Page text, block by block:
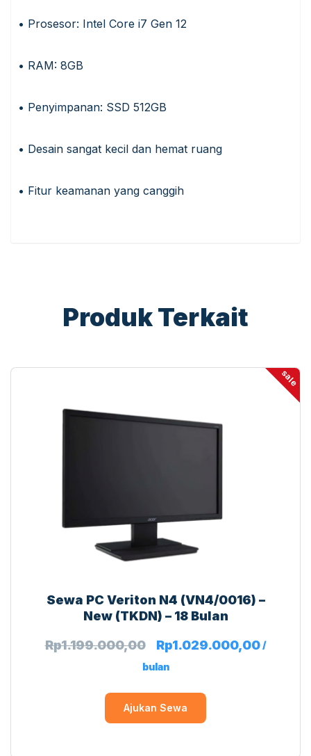
• Prosesor: Intel Core i7 Gen 12
• RAM: 8GB
• Penyimpanan: SSD 512GB
• Desain sangat kecil dan hemat ruang
• Fitur keamanan yang canggih
Produk Terkait
sale
Sewa PC Veriton N4 (VN4/0016) –
New (TKDN) – 18 Bulan
Rp1.199.000,00 Rp1.029.000,00/
bulan
Ajukan Sewa